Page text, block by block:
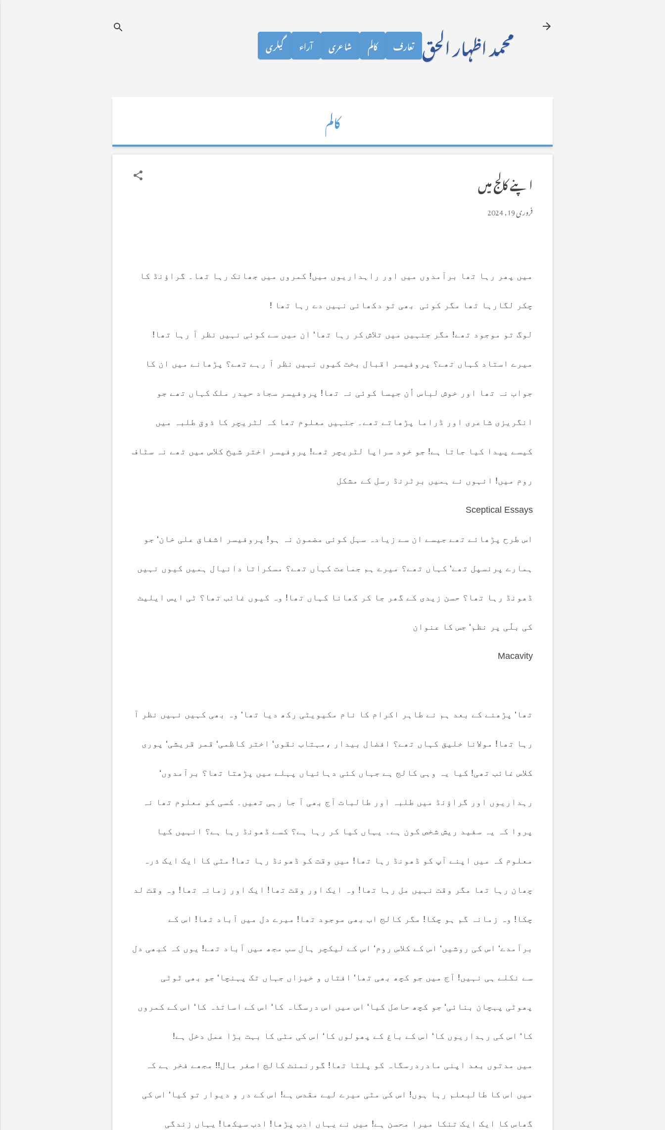
محمد اظہار الحق تعارف کالم شاعری آراء گیلری
کالم
اپنے کالج میں
فروری 19, 2024
میں پھر رہا تھا برآمدوں میں اور راہداریوں میں! کمروں میں جھانک رہا تھا۔ گراؤنڈ کا
چکر لگارہا تھا مگر کوئی بھی تو دکھائی نہیں دے رہا تھا !
لوگ تو موجود تھے! مگر جنہیں میں تلاش کر رہا تھا‘ ان میں سے کوئی نہیں نظر آ رہا تھا!
میرے استاد کہاں تھے؟ پروفیسر اقبال بخت کیوں نہیں نظر آ رہے تھے؟ پڑھانے میں ان کا
جواب نہ تھا اور خوش لباس اُن جیسا کوئی نہ تھا! پروفیسر سجاد حیدر ملک کہاں تھے جو
انگریزی شاعری اور ڈراما پڑھاتے تھے۔ جنہیں معلوم تھا کہ لٹریچر کا ذوق طلبہ میں
کیسے پیدا کیا جاتا ہے! جو خود سراپا لٹریچر تھے! پروفیسر اختر شیخ کلاس میں تھے نہ سٹاف
روم میں! انہوں نے ہمیں برٹرنڈ رسل کے مشکل
Sceptical Essays
اس طرح پڑھائے تھے جیسے ان سے زیادہ سہل کوئی مضمون نہ ہو! پروفیسر اشفاق علی خان‘ جو
ہمارے پرنسپل تھے‘ کہاں تھے؟ میرے ہم جماعت کہاں تھے؟ مسکراتا دانیال ہمیں کیوں نہیں
ڈھونڈ رہا تھا؟ حسن زیدی کے گھر جا کر کھانا کہاں تھا! وہ کیوں غائب تھا؟ ٹی ایس ایلیٹ
کی بلّی پر نظم‘ جس کا عنوان
Macavity
تھا‘ پڑھنے کے بعد ہم نے طاہر اکرام کا نام مکیویٹی رکھ دیا تھا‘ وہ بھی کہیں نہیں نظر آ
رہا تھا! مولانا خلیق کہاں تھے؟ افضال بیدار ،مہتاب نقوی‘ اختر کاظمی‘ قمر قریشی‘ پوری
کلاس غائب تھی! کیا یہ وہی کالج ہے جہاں کئی دہائیاں پہلے میں پڑھتا تھا؟ برآمدوں‘
رہداریوں اور گراؤنڈ میں طلبہ اور طالبات آج بھی آ جا رہی تھیں۔ کسی کو معلوم تھا نہ
پروا کہ یہ سفید ریش شخص کون ہے۔ یہاں کیا کر رہا ہے؟ کسے ڈھونڈ رہا ہے؟ انہیں کیا
معلوم کہ میں اپنے آپ کو ڈھونڈ رہا تھا! میں وقت کو ڈھونڈ رہا تھا! مٹی کا ایک ایک ذرہ
چھان رہا تھا مگر وقت نہیں مل رہا تھا! وہ ایک اور وقت تھا! ایک اور زمانہ تھا! وہ وقت لد
چکا! وہ زمانہ گم ہو چکا! مگر کالج اب بھی موجود تھا! میرے دل میں آباد تھا! اس کے
برآمدے‘ اس کی روشیں‘ اس کے کلاس روم‘ اس کے لیکچر ہال سب مجھ میں آباد تھے! یوں کہ کبھی دل
سے نکلے ہی نہیں! آج میں جو کچھ بھی تھا‘ افتاں و خیزاں جہاں تک پہنچا‘ جو بھی ٹوٹی
پھوٹی پہچان بنائی‘ جو کچھ حاصل کیا‘ اس میں اس درسگاہ کا‘ اس کے اساتذہ کا‘ اس کے کمروں
کا‘ اس کی رہداریوں کا‘ اس کے باغ کے پھولوں کا‘ اس کی مٹی کا بہت بڑا عمل دخل ہے!
میں مدتوں بعد اپنی مادردرسگاہ کو پلٹا تھا! گورنمنٹ کالج اصغر مال!! مجھے فخر ہے کہ
میں اس کا طالبعلم رہا ہوں! اس کی مٹی میرے لیے مقدس ہے! اس کے در و دیوار تو کیا‘ اس کی
گھاس کا ایک ایک تنکا میرا محسن ہے! میں نے یہاں ادب پڑھا! ادب سیکھا! یہاں زندگی